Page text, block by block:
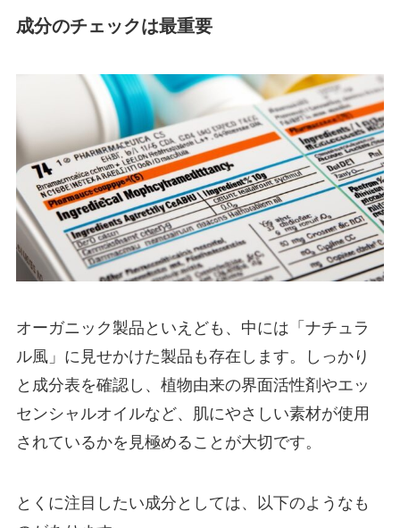
成分のチェックは最重要
オーガニック製品といえども、中には「ナチュラ
ル風」に見せかけた製品も存在します。しっかり
と成分表を確認し、植物由来の界面活性剤やエッ
センシャルオイルなど、肌にやさしい素材が使用
されているかを見極めることが大切です。
とくに注目したい成分としては、以下のようなも